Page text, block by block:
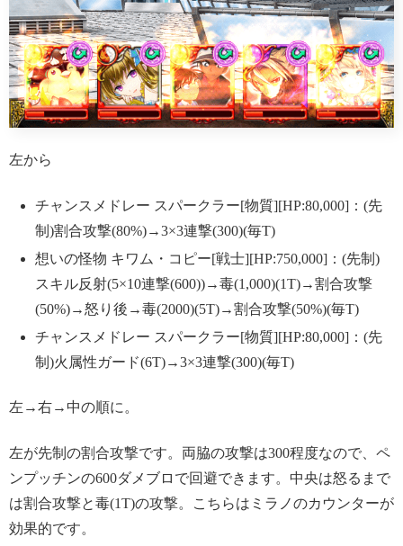
左から
チャンスメドレー スパークラー[物質][HP:80,000]：(先
制)割合攻撃(80%)→3×3連撃(300)(毎T)
想いの怪物 キワム・コピー[戦士][HP:750,000]：(先制)
スキル反射(5×10連撃(600))→毒(1,000)(1T)→割合攻撃
(50%)→怒り後→毒(2000)(5T)→割合攻撃(50%)(毎T)
チャンスメドレー スパークラー[物質][HP:80,000]：(先
制)火属性ガード(6T)→3×3連撃(300)(毎T)
左→右→中の順に。
左が先制の割合攻撃です。両脇の攻撃は300程度なので、ペ
ンプッチンの600ダメブロで回避できます。中央は怒るまで
は割合攻撃と毒(1T)の攻撃。こちらはミラノのカウンターが
効果的です。